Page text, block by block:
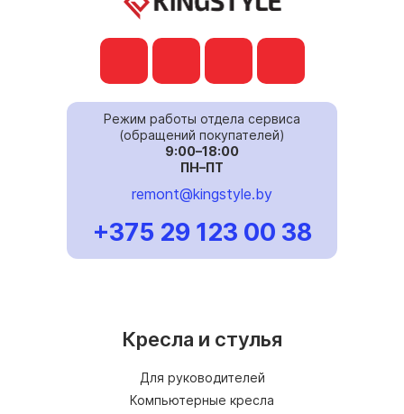
Режим работы отдела сервиса
(обращений покупателей)
9:00–18:00
ПН–ПТ
remont@kingstyle.by
+375 29 123 00 38
Кресла и стулья
Для руководителей
Компьютерные кресла